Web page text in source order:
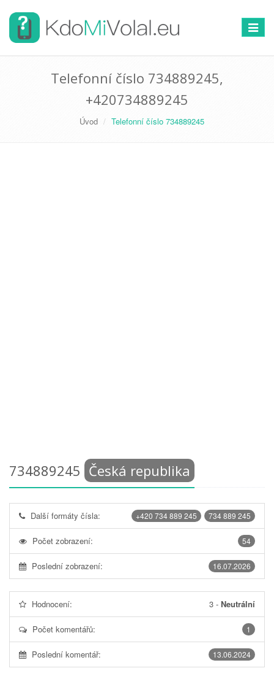
Telefonní číslo 734889245,
+420734889245
Úvod Telefonní číslo 734889245
734889245 Česká republika
734 889 245
+420 734 889 245
Další formáty čísla:
54
Počet zobrazení:
16.07.2026
Poslední zobrazení:
Hodnocení: 3 - Neutrální
1
Počet komentářů:
13.06.2024
Poslední komentář: